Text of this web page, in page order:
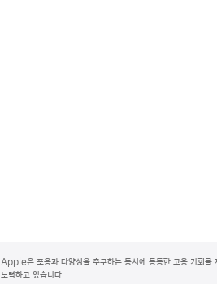
p
p
Apple은 포용과 다양성을 추구하는 동시에 동등한 고용 기회를
노력하고 있습니다.